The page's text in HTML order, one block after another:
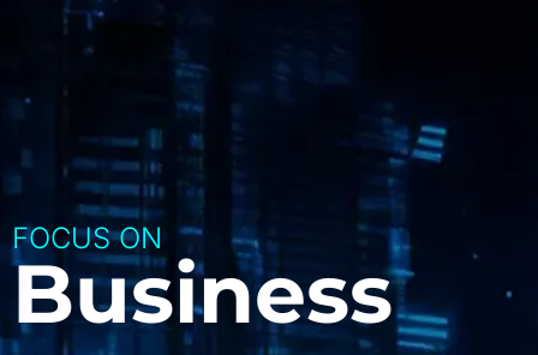
FOCUS ON
Business